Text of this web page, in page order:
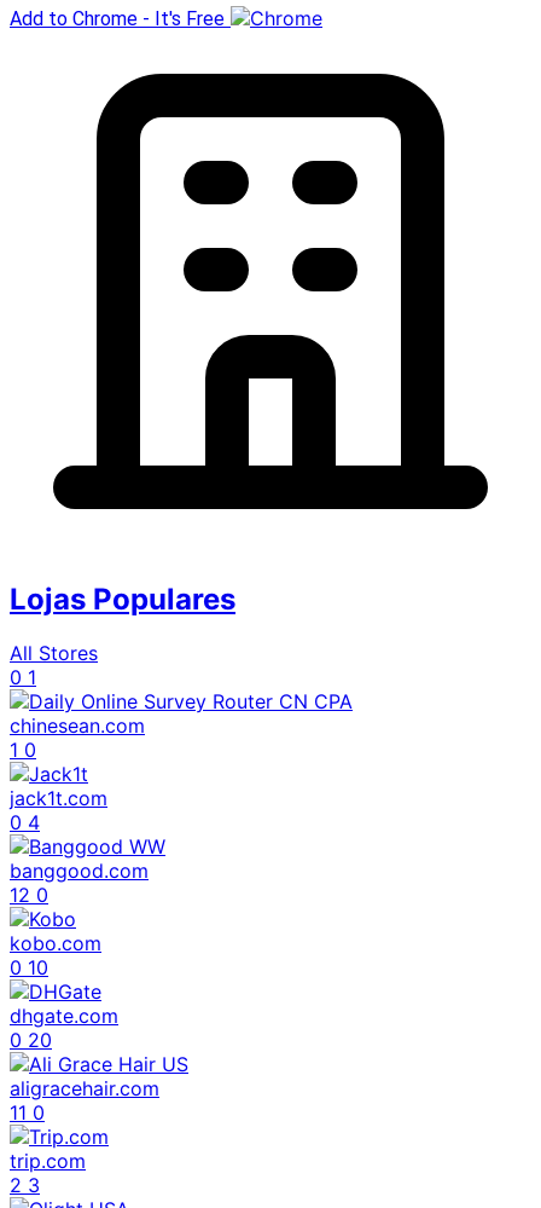
Add to Chrome - It's Free
Lojas Populares
All Stores
0 1
chinesean.com
1 0
jack1t.com
0 4
banggood.com
12 0
kobo.com
0 10
dhgate.com
0 20
aligracehair.com
11 0
trip.com
2 3